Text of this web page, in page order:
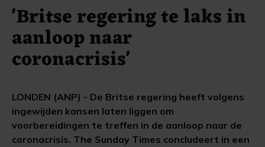
'Britse regering te laks in
aanloop naar
coronacrisis'
LONDEN (ANP) - De Britse regering heeft volgens
ingewijden kansen laten liggen om
voorbereidingen te treffen in de aanloop naar de
coronacrisis. The Sunday Times concludeert in een